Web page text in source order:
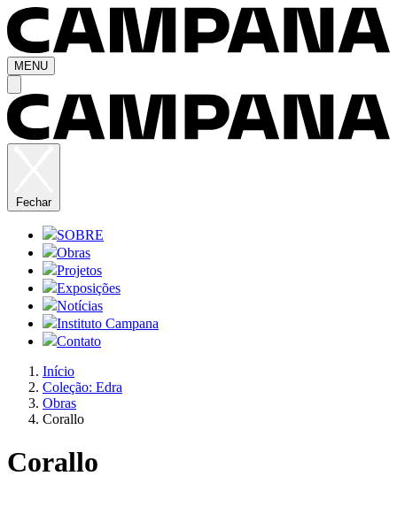
MENU
Fechar
SOBRE
Obras
Projetos
Exposições
Notícias
Instituto Campana
Contato
Início
Coleção: Edra
Obras
Corallo
Corallo